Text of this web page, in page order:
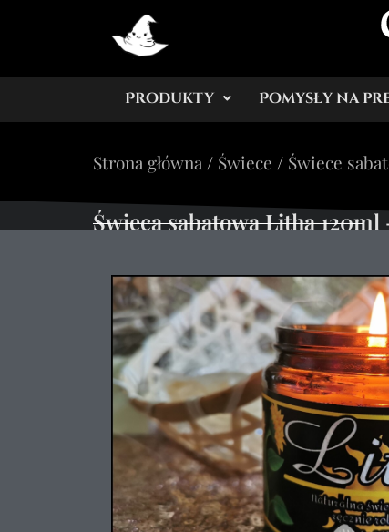
Produkty Pomysły na
Strona główna / Świece / Świece
Świeca sabatowa Litha 120ml